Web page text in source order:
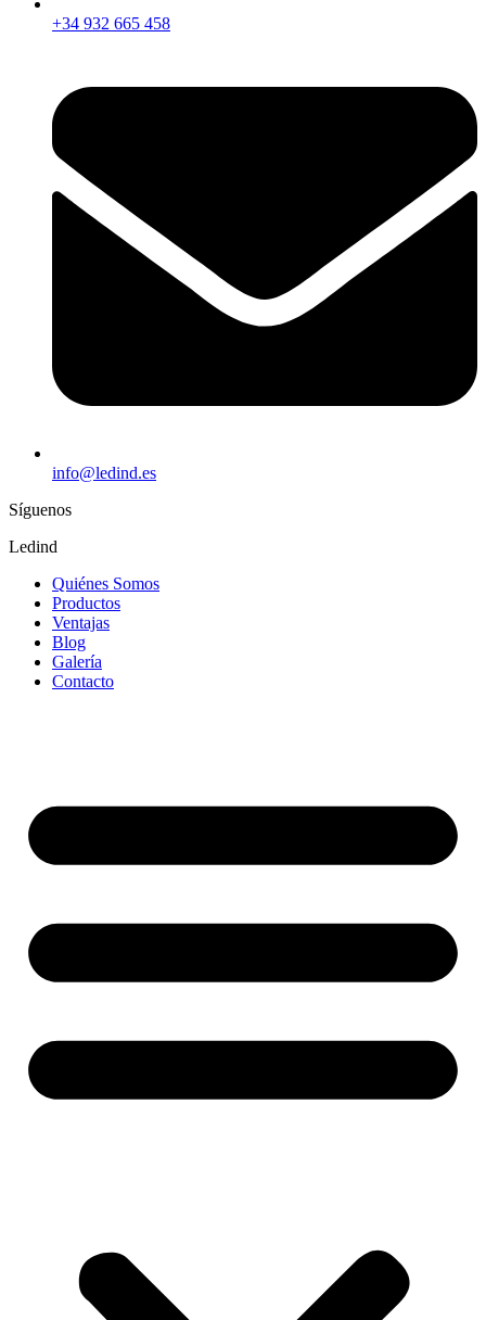
+34 932 665 458‬
info@ledind.es
Síguenos
Ledind
Quiénes Somos
Productos
Ventajas
Blog
Galería
Contacto